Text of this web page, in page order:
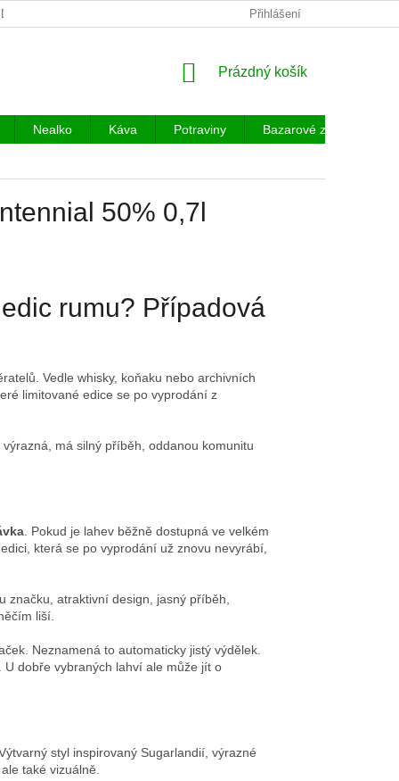
PRAHA 3 VĚRNOSTNÍ
Přihlášení
NÁKUPNÍ
Prázdný košík
Nealko Káva Potraviny Bazarové zboží
50% 0,7l
rumu? Případová
Vedle whisky, koňaku nebo archivních
limitované edice se po vyprodání z
má silný příběh, oddanou komunitu
. Pokud je lahev běžně dostupná ve velkém
která se po vyprodání už znovu nevyrábí,
atraktivní design, jasný příběh,
liší.
Neznamená to automaticky jistý výdělek.
dobře vybraných lahví ale může jít o
styl inspirovaný Sugarlandií, výrazné
také vizuálně.